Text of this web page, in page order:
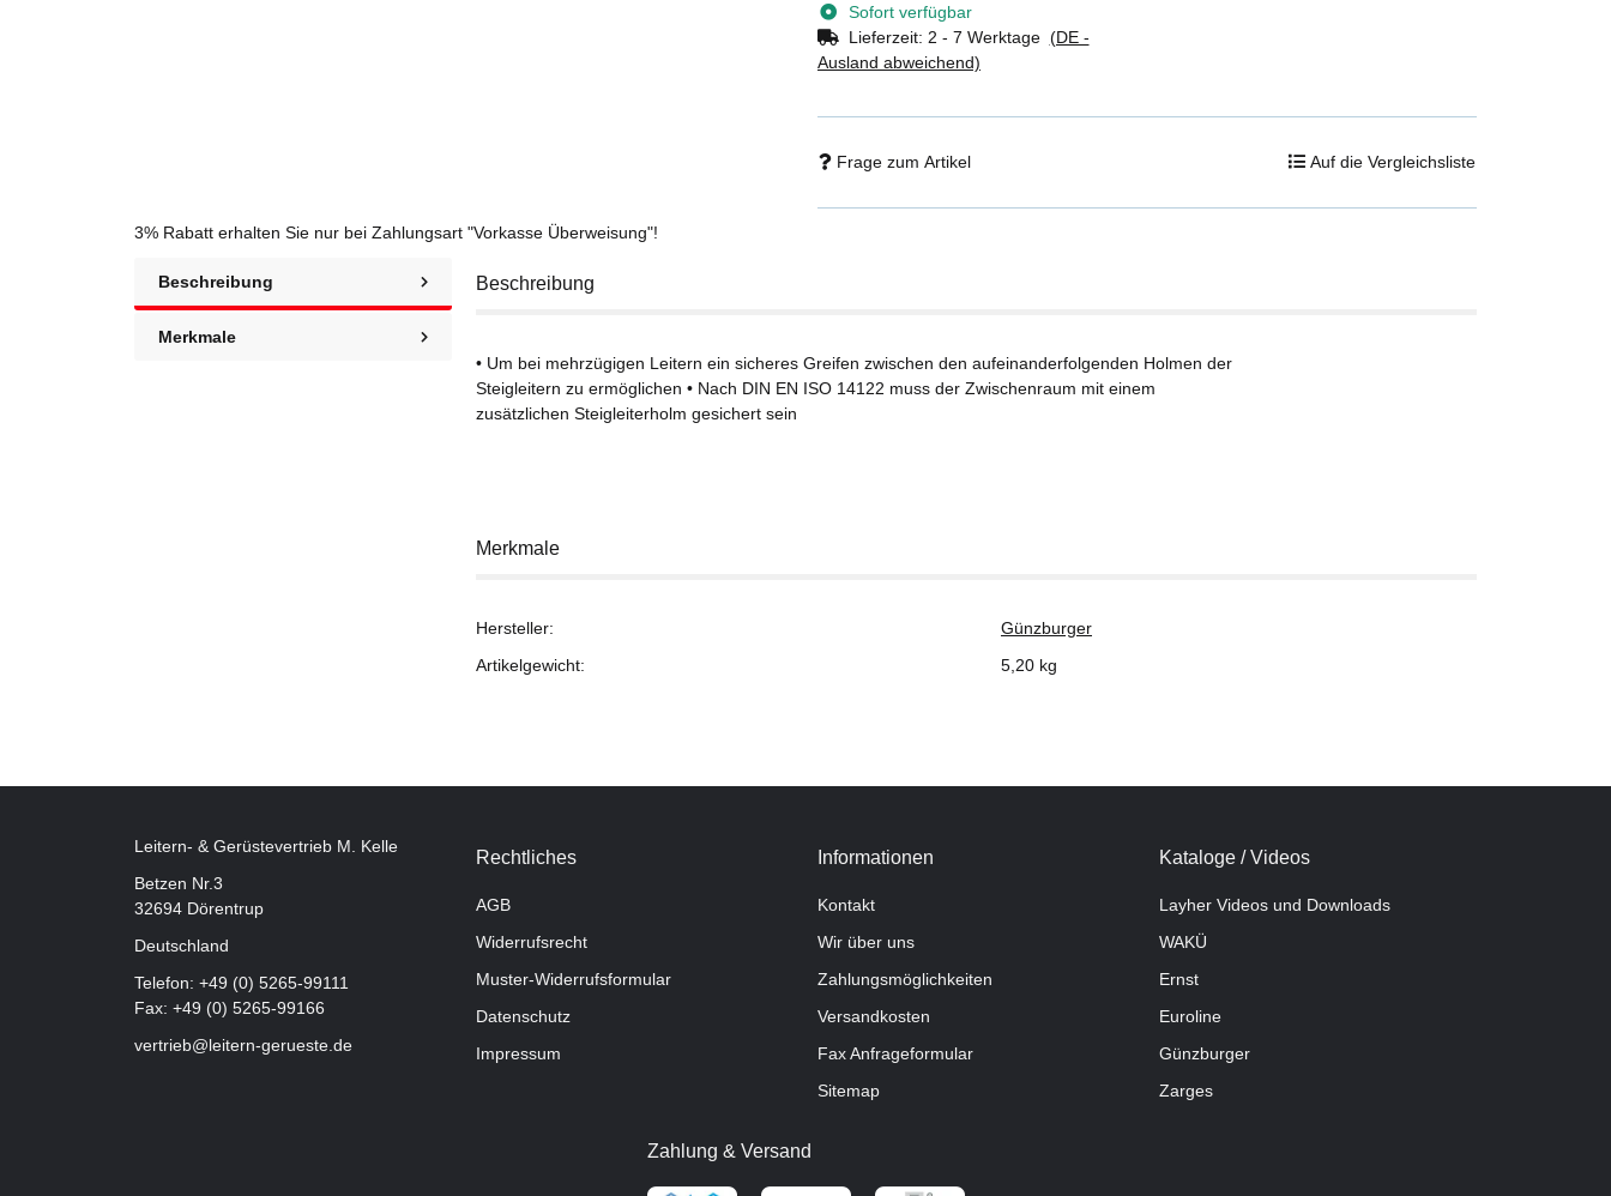
Sofort verfügbar
Lieferzeit: 2 - 7 Werktage (DE -
Ausland abweichend)
Frage zum Artikel Auf die Vergleichsliste
3% Rabatt erhalten Sie nur bei Zahlungsart "Vorkasse Überweisung"!
Beschreibung
Merkmale
Beschreibung
• Um bei mehrzügigen Leitern ein sicheres Greifen zwischen den aufeinanderfolgenden Holmen der
Steigleitern zu ermöglichen • Nach DIN EN ISO 14122 muss der Zwischenraum mit einem
zusätzlichen Steigleiterholm gesichert sein
Merkmale
Hersteller:
Günzburger
Artikelgewicht:
5,20 kg
Leitern- & Gerüstevertrieb M. Kelle
Betzen Nr.3
32694 Dörentrup
Deutschland
Telefon: +49 (0) 5265-99111
Fax: +49 (0) 5265-99166
vertrieb@leitern-gerueste.de
Rechtliches
AGB
Widerrufsrecht
Muster-Widerrufsformular
Datenschutz
Impressum
Informationen
Kontakt
Wir über uns
Zahlungsmöglichkeiten
Versandkosten
Fax Anfrageformular
Sitemap
Kataloge / Videos
Layher Videos und Downloads
WAKÜ
Ernst
Euroline
Günzburger
Zarges
Zahlung & Versand